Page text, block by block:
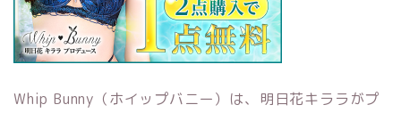
Whip Bunny（ホイップバニー）は、明日花キララがプ